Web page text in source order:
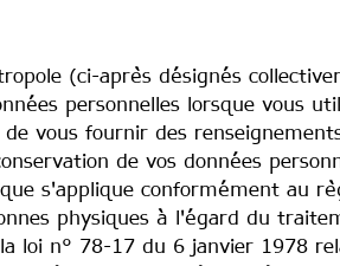
(ci-après désignés
personnelles lorsque vous
de vous fournir des
de vos données
s'applique conformément au
physiques à l'égard du
loi n° 78-17 du 6 janvier 1978